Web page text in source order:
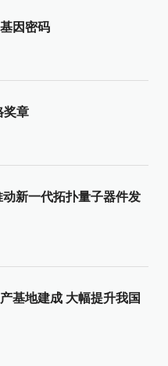
因密码
奖章
新一代拓扑量子器件发
基地建成 大幅提升我国